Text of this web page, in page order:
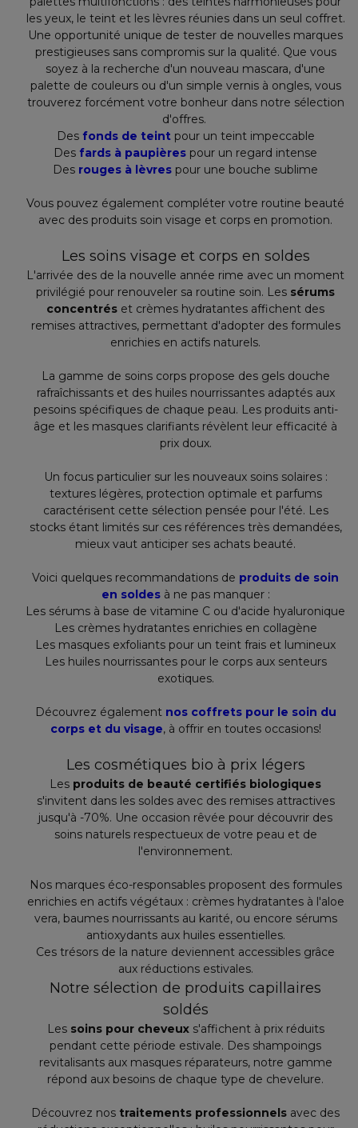
les yeux, le teint et les lèvres réunies dans un seul coffret.
Une opportunité unique de tester de nouvelles marques
prestigieuses sans compromis sur la qualité. Que vous
soyez à la recherche d'un nouveau mascara, d'une
palette de couleurs ou d'un simple vernis à ongles, vous
trouverez forcément votre bonheur dans notre sélection
d'offres.
Des fonds de teintpour un teint impeccable
Des fards à paupières pour un regard intense
Des rouges à lèvres pour une bouche sublime
Vous pouvez également compléter votre routine beauté
avec des produits soin visage et corps en promotion.
Les soins visage et corps en soldes
L'arrivée des de la nouvelle année rime avec un moment
privilégié pour renouveler sa routine soin. Les sérums
concentrés et crèmes hydratantes affichent des
remises attractives, permettant d'adopter des formules
enrichies en actifs naturels.
La gamme de soins corps propose des gels douche
rafraîchissants et des huiles nourrissantes adaptés aux
pesoins spécifiques de chaque peau. Les produits anti-
âge et les masques clarifiants révèlent leur efficacité à
prix doux.
Un focus particulier sur les nouveaux soins solaires :
textures légères, protection optimale et parfums
caractérisent cette sélection pensée pour l'été. Les
stocks étant limités sur ces références très demandées,
mieux vaut anticiper ses achats beauté.
Voici quelques recommandations de produits de soin
en soldes à ne pas manquer :
Les sérums à base de vitamine C ou d'acide hyaluronique
Les crèmes hydratantes enrichies en collagène
Les masques exfoliants pour un teint frais et lumineux
Les huiles nourrissantes pour le corps aux senteurs
exotiques.
Découvrez également nos coffrets pour le soin du
corps et du visage, à offrir en toutes occasions!
Les cosmétiques bio à prix légers
Les produits de beauté certifiés biologiques
s'invitent dans les soldes avec des remises attractives
jusqu'à -70%. Une occasion rêvée pour découvrir des
soins naturels respectueux de votre peau et de
l'environnement.
Nos marques éco-responsables proposent des formules
enrichies en actifs végétaux : crèmes hydratantes à l'aloe
vera, baumes nourrissants au karité, ou encore sérums
antioxydants aux huiles essentielles.
Ces trésors de la nature deviennent accessibles grâce
aux réductions estivales.
Notre sélection de produits capillaires
soldés
Les soins pour cheveuxs'affichent à prix réduits
pendant cette période estivale. Des shampoings
revitalisants aux masques réparateurs, notre gamme
répond aux besoins de chaque type de chevelure.
Découvrez nos traitements professionnels avec des